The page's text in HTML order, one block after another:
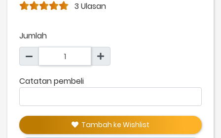
3 Ulasan
Jumlah
Catatan pembeli
Tambah ke Wishlist